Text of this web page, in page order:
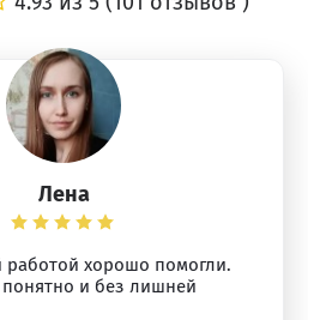
Лена
работой хорошо помогли.
понятно и без лишней